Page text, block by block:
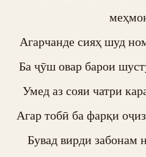
Агарчанде сияҳ шуд
Ба ҷӯш овар барои
Умед аз сояи чатри
Агар тобӣ ба фарқи
Бувад вирди забонам